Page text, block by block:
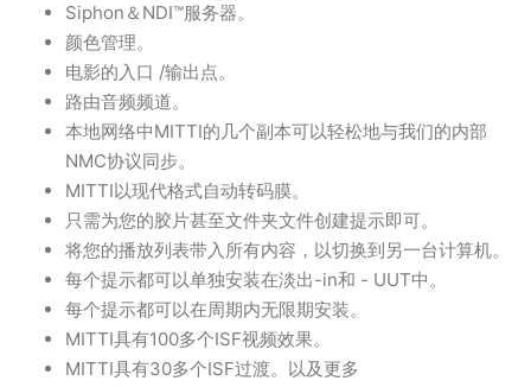
Siphon＆NDI™服务器。
颜色管理。
电影的入口 /输出点。
路由音频频道。
本地网络中MITTI的几个副本可以轻松地与我们的内部
NMC协议同步。
MITTI以现代格式自动转码膜。
只需为您的胶片甚至文件夹文件创建提示即可。
将您的播放列表带入所有内容，以切换到另一台计算机。
每个提示都可以单独安装在淡出-in和 - UUT中。
每个提示都可以在周期内无限期安装。
MITTI具有100多个ISF视频效果。
MITTI具有30多个ISF过渡。以及更多